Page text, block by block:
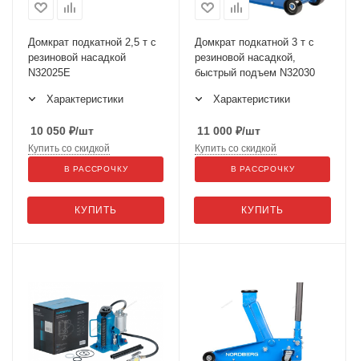
Домкрат подкатной 2,5 т с
резиновой насадкой
N32025E
Характеристики
10 050 ₽/шт
КУПИТЬ
Купить со скидкой
В РАССРОЧКУ
Домкрат подкатной 3 т с
резиновой насадкой,
быстрый подъем N32030
Характеристики
11 000 ₽/шт
КУПИТЬ
Купить со скидкой
В РАССРОЧКУ